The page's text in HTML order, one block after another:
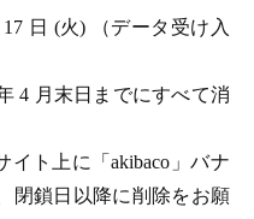
17 日 (火) （データ受け入
4 月末日までにすべて消
イト上に「akibaco」バナ
閉鎖日以降に削除をお願